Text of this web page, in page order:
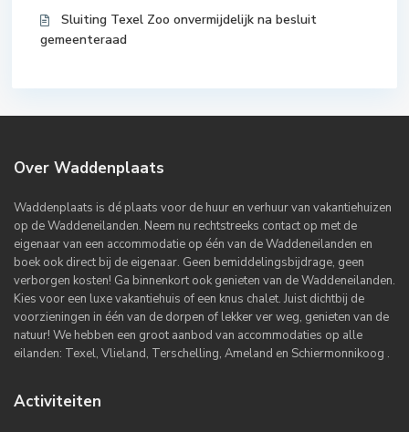
Sluiting Texel Zoo onvermijdelijk na besluit
gemeenteraad
Over Waddenplaats
Waddenplaats is dé plaats voor de huur en verhuur van vakantiehuizen
op de Waddeneilanden. Neem nu rechtstreeks contact op met de
eigenaar van een accommodatie op één van de Waddeneilanden en
boek ook direct bij de eigenaar. Geen bemiddelingsbijdrage, geen
verborgen kosten! Ga binnenkort ook genieten van de Waddeneilanden.
Kies voor een luxe vakantiehuis of een knus chalet. Juist dichtbij de
voorzieningen in één van de dorpen of lekker ver weg, genieten van de
natuur! We hebben een groot aanbod van accommodaties op alle
eilanden: Texel, Vlieland, Terschelling, Ameland en Schiermonnikoog .
Activiteiten